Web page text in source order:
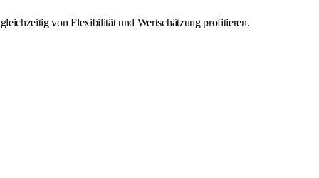
von Flexibilität und Wertschätzung profitieren.